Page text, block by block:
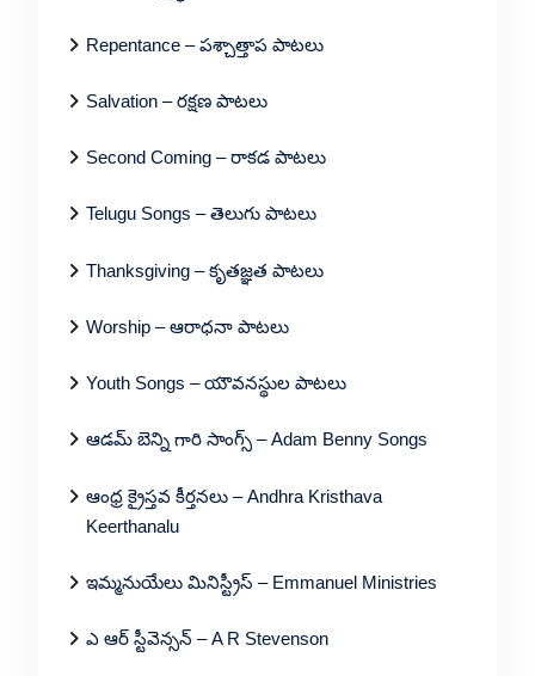
Repentance – పశ్చాత్తాప పాటలు
Salvation – రక్షణ పాటలు
Second Coming – రాకడ పాటలు
Telugu Songs – తెలుగు పాటలు
Thanksgiving – కృతజ్ఞత పాటలు
Worship – ఆరాధనా పాటలు
Youth Songs – యౌవనస్థుల పాటలు
ఆడమ్ బెన్ని గారి సాంగ్స్ – Adam Benny Songs
ఆంధ్ర క్రైస్తవ కీర్తనలు – Andhra Kristhava
Keerthanalu
ఇమ్మనుయేలు మినిస్ట్రీస్ – Emmanuel Ministries
ఎ ఆర్ స్టీవెన్సన్ – A R Stevenson